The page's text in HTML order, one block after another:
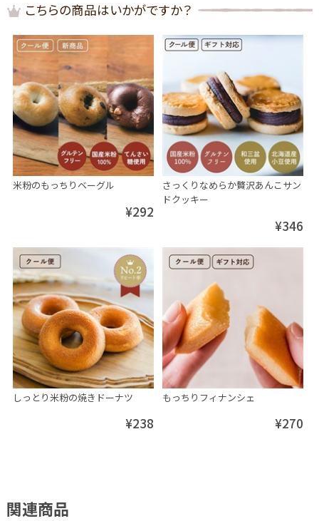
こちらの商品はいかがですか？
米粉のもっちりベーグル
¥292
さっくりなめらか贅沢あんこサン
ドクッキー
¥346
しっとり米粉の焼きドーナツ
¥238
もっちりフィナンシェ
¥270
関連商品